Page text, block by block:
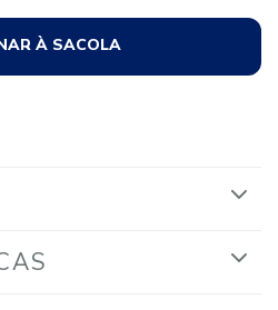
À SACOLA